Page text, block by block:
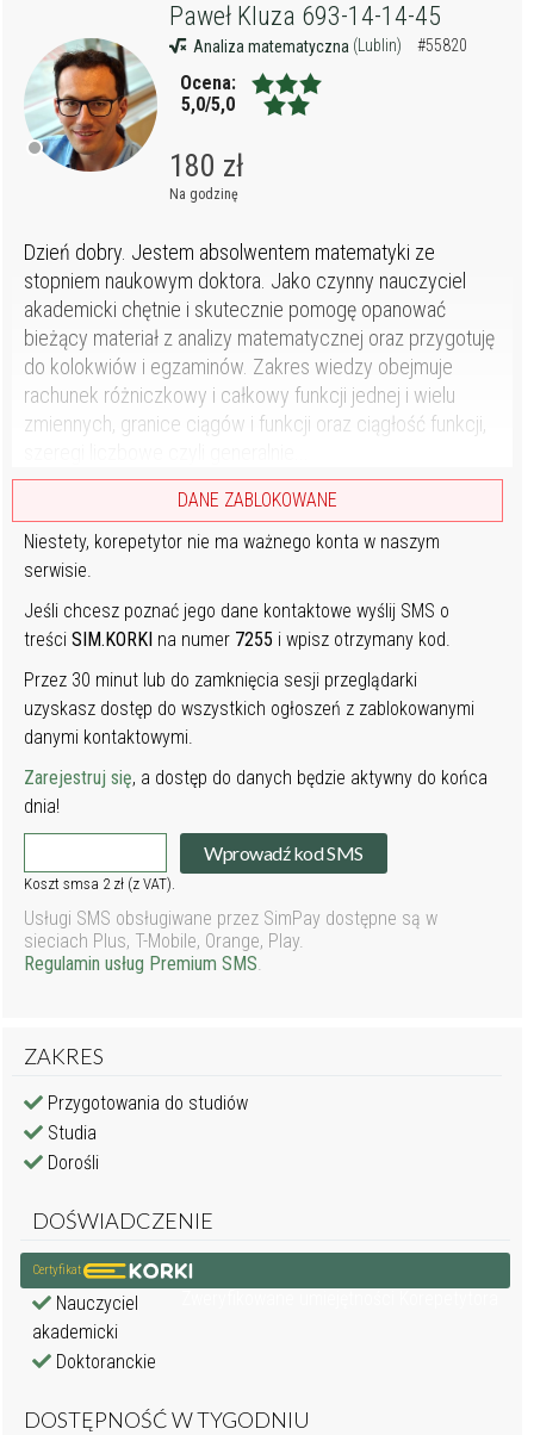
Paweł Kluza 693-14-14-45
Analiza matematyczna (Lublin) #55820
Ocena:
5,0/5,0
180 zł
Na godzinę
Dzień dobry. Jestem absolwentem matematyki ze
stopniem naukowym doktora. Jako czynny nauczyciel
akademicki chętnie i skutecznie pomogę opanować
bieżący materiał z analizy matematycznej oraz przygotuję
do kolokwiów i egzaminów. Zakres wiedzy obejmuje
rachunek różniczkowy i całkowy funkcji jednej i wielu
zmiennych, granice ciągów i funkcji oraz ciągłość funkcji,
DANE ZABLOKOWANE
Niestety, korepetytor nie ma ważnego konta w naszym
serwisie.
Jeśli chcesz poznać jego dane kontaktowe wyślij SMS o
treściSIM.KORKI na numer 7255 i wpisz otrzymany kod.
Przez 30 minut lub do zamknięcia sesji przeglądarki
uzyskasz dostęp do wszystkich ogłoszeń z zablokowanymi
danymi kontaktowymi.
Zarejestruj się, a dostęp do danych będzie aktywny do końca
dnia!
Wprowadź kod SMS
Koszt smsa 2 zł (z VAT).
Usługi SMS obsługiwane przez SimPay dostępne są w
sieciach Plus, T-Mobile, Orange, Play.
Regulamin usług Premium SMS.
ZAKRES
Przygotowania do studiów
Studia
Dorośli
DOŚWIADCZENIE
Certyfikat
Nauczyciel
akademicki
Doktoranckie
DOSTĘPNOŚĆ W TYGODNIU